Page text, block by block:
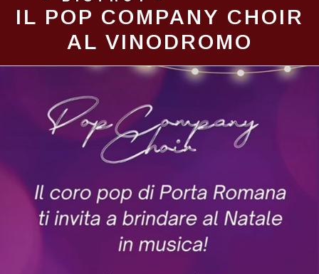
Menu
IL POP COMPANY CHOIR
AL VINODROMO